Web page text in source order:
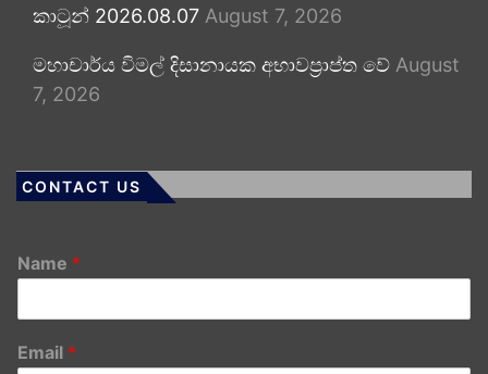
කාටූන් 2026.08.07 August 7, 2026
මහාචාර්ය විමල් දිසානායක අභාවප්‍රාප්ත වේ August
7, 2026
CONTACT US
Name *
Email *